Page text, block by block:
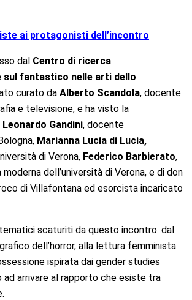
ai protagonisti dell’incontro
dal Centro di ricerca
sul fantastico nelle arti dello
curato da Alberto Scandola, docente
e televisione, e ha visto la
Leonardo Gandini, docente
Marianna Lucia di Lucia,
di Verona, Federico Barbierato,
dell’università di Verona, e di don
di Villafontana ed esorcista incaricato
scaturiti da questo incontro: dal
dell’horror, alla lettura femminista
ispirata dai gender studies
ad arrivare al rapporto che esiste tra